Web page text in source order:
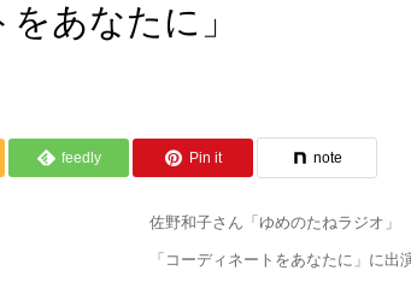
あなたに」
feedly Pin it note
佐野和子さん「ゆめのたねラジオ」
「コーディネートをあなたに」に出